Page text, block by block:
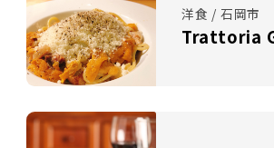
洋食 / 石岡市
Trattoria